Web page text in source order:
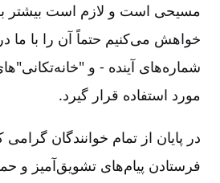
مسیحی است و لازم است بیشتر
خواهش می‌کنیم حتماً آن را با ما در
شماره‌های آینده -‏‏‏ و
مورد استفاده قرار گیرد.
در پایان از تمام خوانندگان
فرستادن پیام‌های تشویق‌آمیز و